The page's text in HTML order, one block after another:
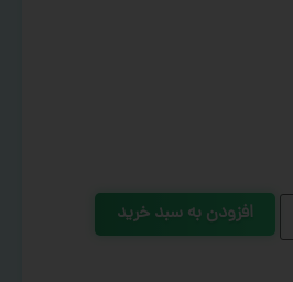
افزودن به سبد خرید